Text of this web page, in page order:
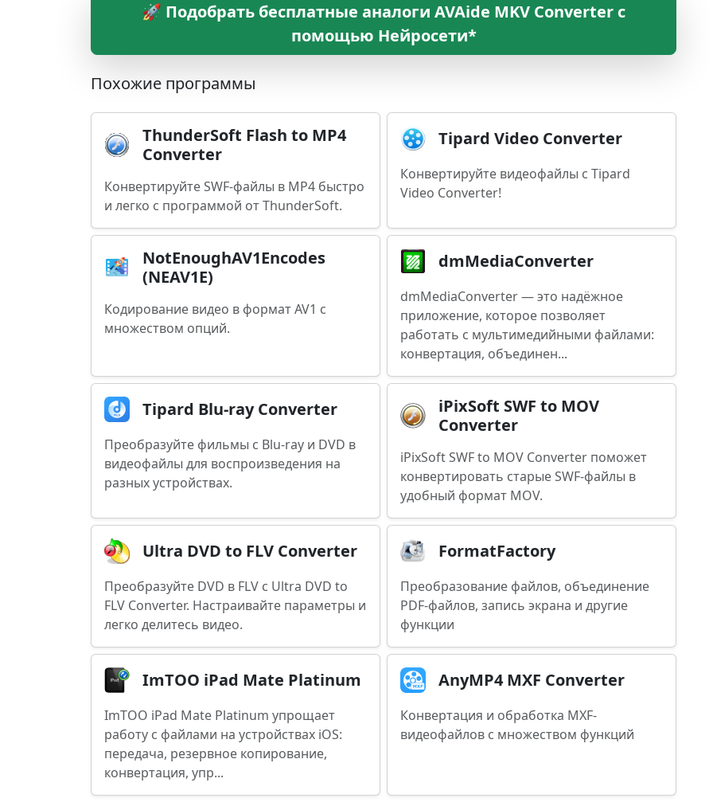
🚀 Подобрать бесплатные аналоги AVAide MKV Converter с
помощью Нейросети*
Похожие программы
ThunderSoft Flash to MP4
Converter
Конвертируйте SWF-файлы в MP4 быстро
и легко с программой от ThunderSoft.
Tipard Video Converter
Конвертируйте видеофайлы с Tipard
Video Converter!
NotEnoughAV1Encodes
(NEAV1E)
Кодирование видео в формат AV1 с
множеством опций.
dmMediaConverter
dmMediaConverter — это надёжное
приложение, которое позволяет
работать с мультимедийными файлами:
конвертация, объединен...
Tipard Blu-ray Converter
Преобразуйте фильмы с Blu-ray и DVD в
видеофайлы для воспроизведения на
разных устройствах.
iPixSoft SWF to MOV
Converter
iPixSoft SWF to MOV Converter поможет
конвертировать старые SWF-файлы в
удобный формат MOV.
Ultra DVD to FLV Converter
Преобразуйте DVD в FLV с Ultra DVD to
FLV Converter. Настраивайте параметры и
легко делитесь видео.
FormatFactory
Преобразование файлов, объединение
PDF-файлов, запись экрана и другие
функции
ImTOO iPad Mate Platinum
ImTOO iPad Mate Platinum упрощает
работу с файлами на устройствах iOS:
передача, резервное копирование,
конвертация, упр...
AnyMP4 MXF Converter
Конвертация и обработка MXF-
видеофайлов с множеством функций